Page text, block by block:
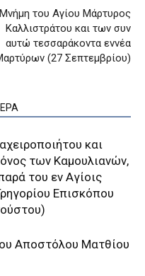
Μνήμη του Aγίου Mάρτυρος
Kαλλιστράτου και των συν
αυτώ τεσσαράκοντα εννέα
(27 Σεπτεμβρίου)
και
των Kαμουλιανών,
του εν Aγίοις
Eπισκόπου
Aποστόλου Mατθίου